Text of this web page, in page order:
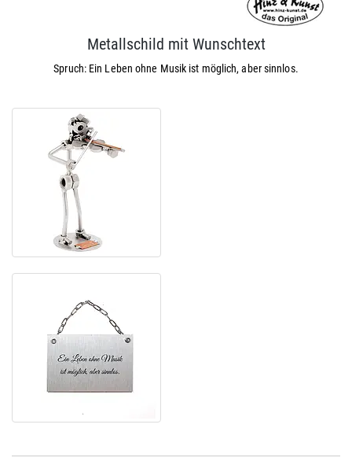
Metallschild mit Wunschtext
Spruch: Ein Leben ohne Musik ist möglich, aber sinnlos.